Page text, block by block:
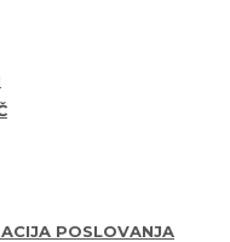
POSLOVANJA